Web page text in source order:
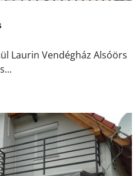
Laurin Vendégház Alsóörs